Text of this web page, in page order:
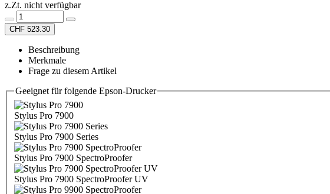
z.Zt. nicht verfügbar
CHF 523.30
Beschreibung
Merkmale
Frage zu diesem Artikel
Geeignet für folgende Epson-Drucker
Stylus Pro 7900
Stylus Pro 7900 Series
Stylus Pro 7900 SpectroProofer
Stylus Pro 7900 SpectroProofer UV